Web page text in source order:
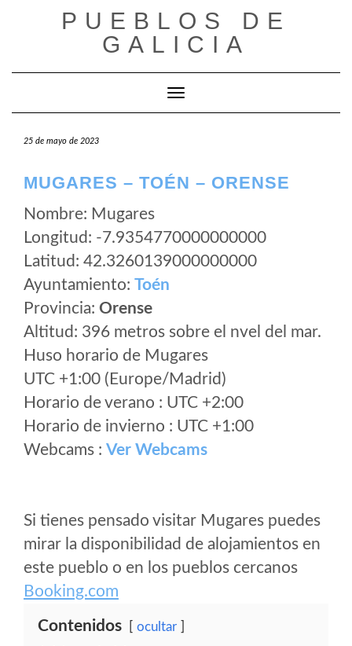
PUEBLOS DE
GALICIA
Cambiar modo de navegación
25 de mayo de 2023
MUGARES – TOÉN – ORENSE
Nombre: Mugares
Longitud: -7.9354770000000000
Latitud: 42.3260139000000000
Ayuntamiento: Toén
Provincia: Orense
Altitud: 396 metros sobre el nvel del mar.
Huso horario de Mugares
UTC +1:00 (Europe/Madrid)
Horario de verano : UTC +2:00
Horario de invierno : UTC +1:00
Webcams : Ver Webcams
Si tienes pensado visitar Mugares puedes
mirar la disponibilidad de alojamientos en
este pueblo o en los pueblos cercanos
Booking.com
Contenidos ocultar